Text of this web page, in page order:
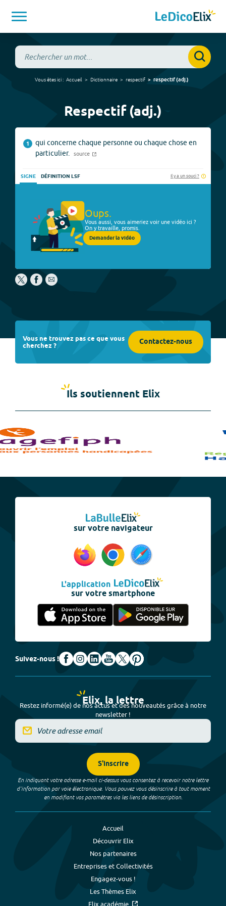
Vous êtes ici : Accueil Dictionnaire respectif respectif(adj.)
Respectif (adj.)
1
qui concerne chaque personne ou chaque chose en
particulier.
source
SIGNE DÉFINITION LSF Il y a un souci ?
Oups.
Vous aussi, vous aimeriez voir une vidéo ici ?
On y travaille, promis.
Demander la vidéo
Vous ne trouvez pas ce que vous
cherchez ? Contactez-nous
Ils soutiennent Elix
sur votre navigateur
L'application
sur votre smartphone
Suivez-nous !
Elix, la lettre
Restez informé(e) de nos actus et des nouveautés grâce à notre
newsletter !
S'inscrire
En indiquant votre adresse e-mail ci-dessus vous consentez à recevoir notre lettre
d’information par voie électronique. Vous pouvez vous désinscrire à tout moment
en modifiant vos paramètres via les liens de désinscription.
Accueil
Découvrir Elix
Nos partenaires
Entreprises et Collectivités
Engagez-vous !
Les Thèmes Elix
Elix académie